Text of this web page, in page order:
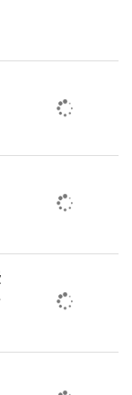
阶段
有读书、用
壮年用书，
观的反映。
学一年级之
当过私塾老
级二年级的
候，我的两
地理也读完
就像对生活